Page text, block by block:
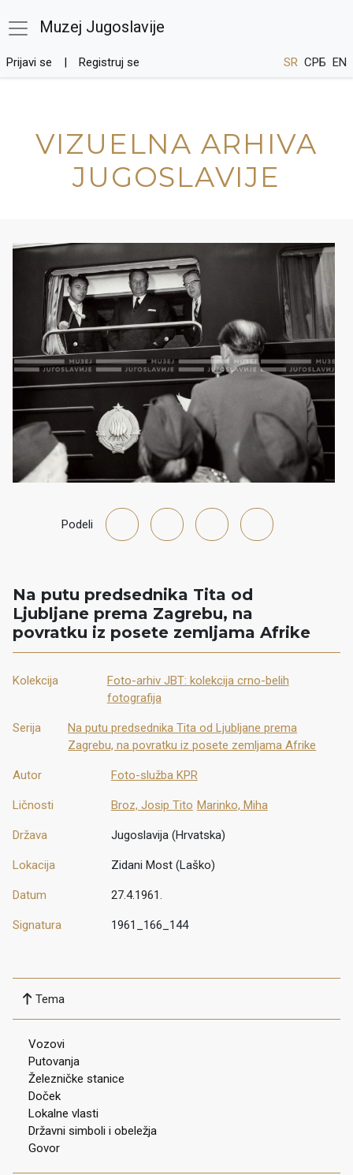
Muzej Jugoslavije
Prijavi se Registruj se SR СРБ EN
VIZUELNA ARHIVA
JUGOSLAVIJE
Podeli
Na putu predsednika Tita od
Ljubljane prema Zagrebu, na
povratku iz posete zemljama Afrike
Kolekcija
Foto-arhiv JBT: kolekcija crno-belih
fotografija
Serija
Na putu predsednika Tita od Ljubljane prema
Zagrebu, na povratku iz posete zemljama Afrike
Autor Foto-služba KPR
Ličnosti Broz, Josip Tito Marinko, Miha
Država Jugoslavija (Hrvatska)
Lokacija Zidani Most (Laško)
Datum 27.4.1961.
Signatura 1961_166_144
Tema
Vozovi
Putovanja
Železničke stanice
Doček
Lokalne vlasti
Državni simboli i obeležja
Govor